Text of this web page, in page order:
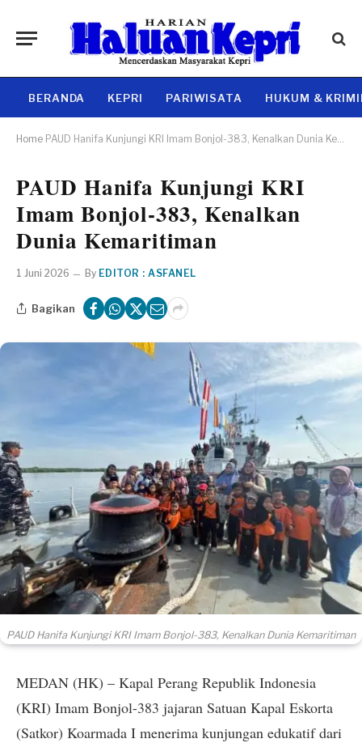
BERANDA KEPRI PARIWISATA HUKUM &
Home PAUD Hanifa Kunjungi KRI Imam Bonjol-383, Kenalkan Dunia Kemaritiman
PAUD Hanifa Kunjungi KRI
Imam Bonjol-383, Kenalkan
Dunia Kemaritiman
1 Juni 2026 By EDITOR : ASFANEL
Bagikan
PAUD Hanifa Kunjungi KRI Imam Bonjol-383, Kenalkan Dunia Kemaritiman
MEDAN (HK) – Kapal Perang Republik Indonesia
(KRI) Imam Bonjol-383 jajaran Satuan Kapal Eskorta
(Satkor) Koarmada I menerima kunjungan edukatif dari